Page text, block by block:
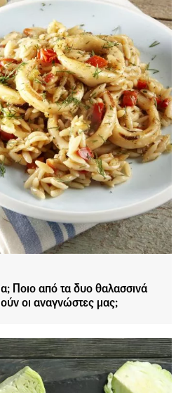
Ποιο από τα δυο θαλασσινά
οι αναγνώστες μας;